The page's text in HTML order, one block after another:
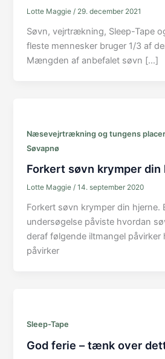
Lotte Maggie/ 29. december 2021
Søvn, vejrtrækning, Sleep-Tape
fleste mennesker bruger 1/3 af
Mængden af anbefalet søvn […]
Næsevejrtrækning og tungens
Søvapnø
Forkert søvn krymper din
Lotte Maggie/14. september 2020
Forkert søvn krymper din hjerne.
undersøgelse påviste hvordan
deraf følgende iltmangel påvirker
påvirker
Sleep-Tape
God ferie – tænk over